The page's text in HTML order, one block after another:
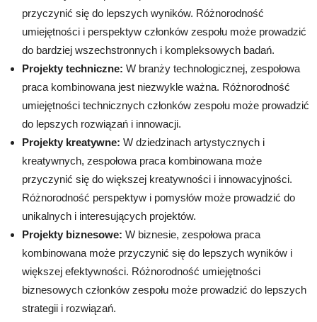
przyczynić się do lepszych wyników. Różnorodność
umiejętności i perspektyw członków zespołu może prowadzić
do bardziej wszechstronnych i kompleksowych badań.
Projekty techniczne: W branży technologicznej, zespołowa
praca kombinowana jest niezwykle ważna. Różnorodność
umiejętności technicznych członków zespołu może prowadzić
do lepszych rozwiązań i innowacji.
Projekty kreatywne: W dziedzinach artystycznych i
kreatywnych, zespołowa praca kombinowana może
przyczynić się do większej kreatywności i innowacyjności.
Różnorodność perspektyw i pomysłów może prowadzić do
unikalnych i interesujących projektów.
Projekty biznesowe: W biznesie, zespołowa praca
kombinowana może przyczynić się do lepszych wyników i
większej efektywności. Różnorodność umiejętności
biznesowych członków zespołu może prowadzić do lepszych
strategii i rozwiązań.